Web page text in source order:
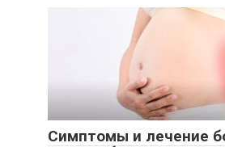
Симптомы и лечение